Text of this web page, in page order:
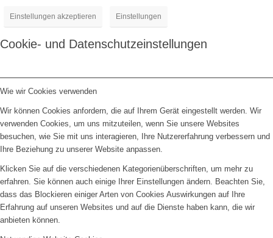
Einstellungen akzeptieren Einstellungen
Cookie- und Datenschutzeinstellungen
Wie wir Cookies verwenden
Wir können Cookies anfordern, die auf Ihrem Gerät eingestellt werden. Wir
verwenden Cookies, um uns mitzuteilen, wenn Sie unsere Websites
besuchen, wie Sie mit uns interagieren, Ihre Nutzererfahrung verbessern und
Ihre Beziehung zu unserer Website anpassen.
Klicken Sie auf die verschiedenen Kategorienüberschriften, um mehr zu
erfahren. Sie können auch einige Ihrer Einstellungen ändern. Beachten Sie,
dass das Blockieren einiger Arten von Cookies Auswirkungen auf Ihre
Erfahrung auf unseren Websites und auf die Dienste haben kann, die wir
anbieten können.